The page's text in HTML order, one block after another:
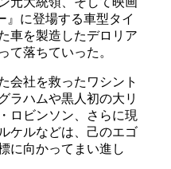
』に登場する車型タイ
車を製造したデロリア
て落ちていった。
会社を救ったワシント
ラハムや黒人初の大リ
ロビンソン、さらに現
ケルなどは、己のエゴ
に向かってまい進し